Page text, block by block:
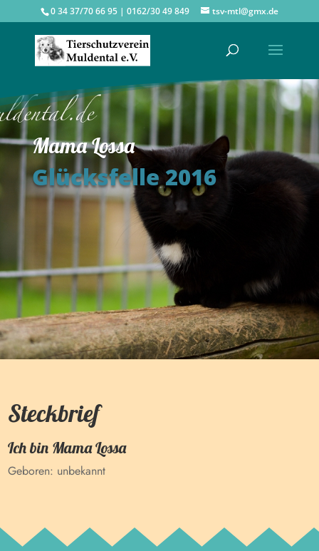
0 34 37/70 66 95 | 0162/30 49 849 tsv-mtl@gmx.de
Mama Lossa
Glücksfelle 2016
Steckbrief
Ich bin Mama Lossa
Geboren: unbekannt